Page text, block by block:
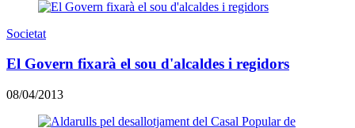
Societat
El Govern fixarà el sou d'alcaldes i regidors
08/04/2013